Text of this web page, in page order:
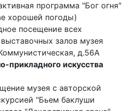
программа "Бог огня"
хорошей погоды)
посещение всех
залов музея
д.56А
прикладного искусства
музея с авторской
"Бьем баклуши